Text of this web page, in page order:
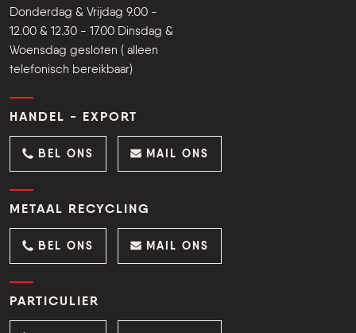
Donderdag & Vrijdag 9.00 -
12.00 & 12.30 - 17.00 Dinsdag &
Woensdag gesloten ( alleen
telefonisch bereikbaar)
HANDEL - EXPORT
BEL ONS MAIL ONS
METAAL RECYCLING
BEL ONS MAIL ONS
PARTICULIER